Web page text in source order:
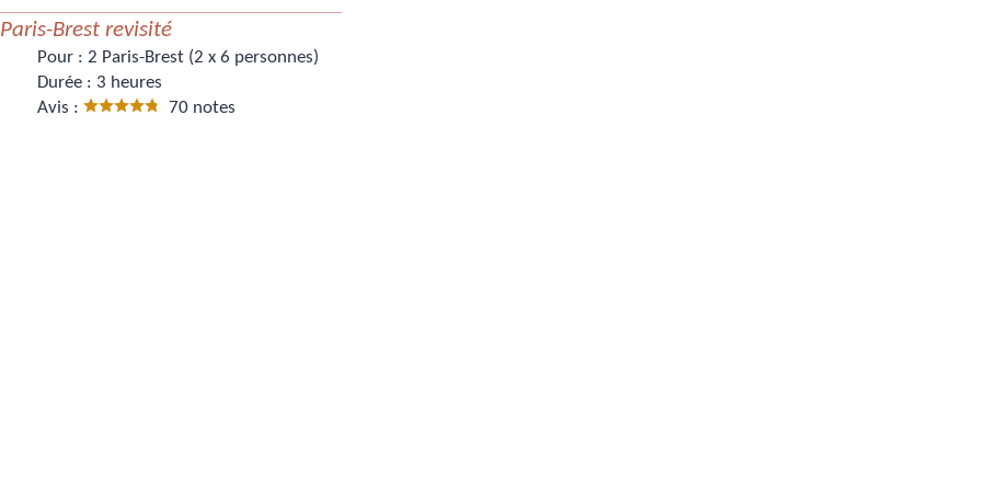
Paris-Brest revisité
Pour : 2 Paris-Brest (2 x 6 personnes)
Durée : 3 heures
Avis :
70 notes